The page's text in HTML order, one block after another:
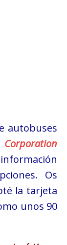
autobuses
Os
la tarjeta
unos 90